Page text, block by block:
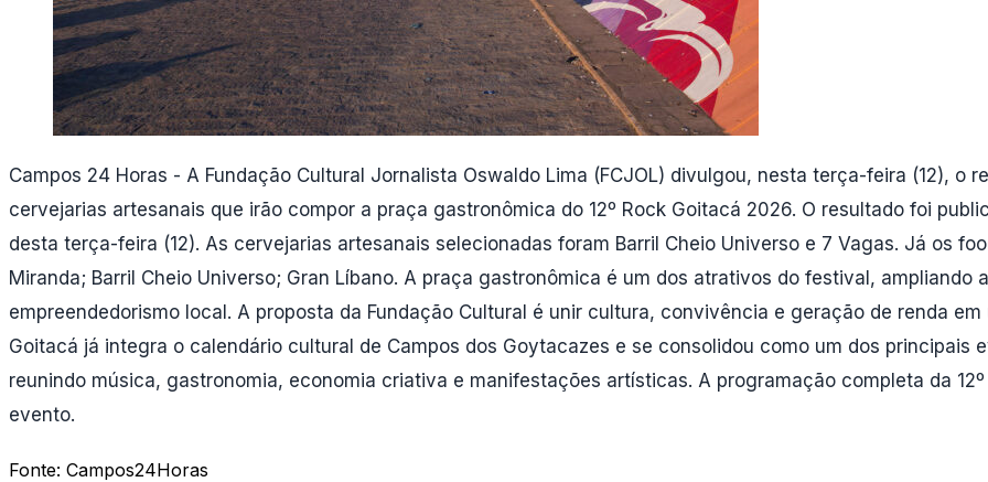
Campos 24 Horas - A Fundação Cultural Jornalista Oswaldo Lima (FCJOL) divulgou, nesta terça-feira (12), o
cervejarias artesanais que irão compor a praça gastronômica do 12º Rock Goitacá 2026. O resultado foi
desta terça-feira (12). As cervejarias artesanais selecionadas foram Barril Cheio Universo e 7 Vagas. Já os
Miranda; Barril Cheio Universo; Gran Líbano. A praça gastronômica é um dos atrativos do festival,
empreendedorismo local. A proposta da Fundação Cultural é unir cultura, convivência e geração de renda
Goitacá já integra o calendário cultural de Campos dos Goytacazes e se consolidou como um dos principais
reunindo música, gastronomia, economia criativa e manifestações artísticas. A programação completa da
evento.
Fonte: Campos24Horas